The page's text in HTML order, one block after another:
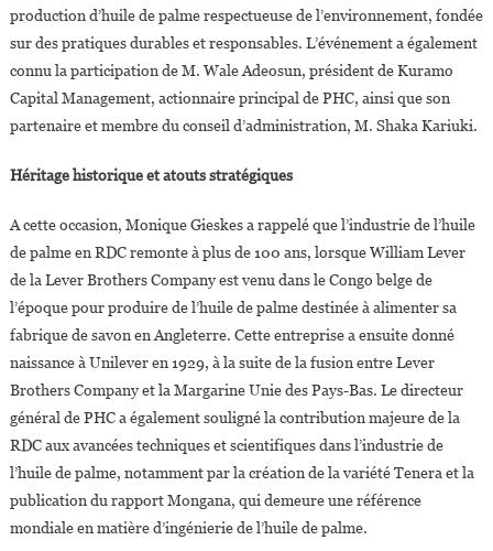
Prochaine
Frontière
De
L’huile
production d’huile de palme respectueuse de l’environnement, fondée
sur des pratiques durables et responsables. L’événement a également
connu la participation de M. Wale Adeosun, président de Kuramo
Capital Management, actionnaire principal de PHC, ainsi que son
partenaire et membre du conseil d’administration, M. Shaka Kariuki.
Héritage historique et atouts stratégiques
A cette occasion, Monique Gieskes a rappelé que l’industrie de l’huile
de palme en RDC remonte à plus de 100 ans, lorsque William Lever
de la Lever Brothers Company est venu dans le Congo belge de
l’époque pour produire de l’huile de palme destinée à alimenter sa
fabrique de savon en Angleterre. Cette entreprise a ensuite donné
naissance à Unilever en 1929, à la suite de la fusion entre Lever
Brothers Company et la Margarine Unie des Pays-Bas. Le directeur
général de PHC a également souligné la contribution majeure de la
RDC aux avancées techniques et scientifiques dans l’industrie de
l’huile de palme, notamment par la création de la variété Tenera et la
publication du rapport Mongana, qui demeure une référence
mondiale en matière d’ingénierie de l’huile de palme.